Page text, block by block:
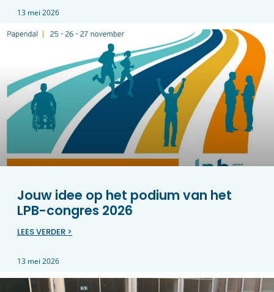
13 mei 2026
Jouw idee op het podium van het
LPB-congres 2026
LEES VERDER >
13 mei 2026